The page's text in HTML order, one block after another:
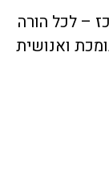
– לכל הורה
ואנושית